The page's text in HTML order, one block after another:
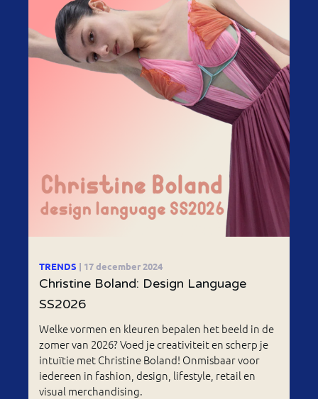
TRENDS | 17 december 2024
Christine Boland: Design Language
SS2026
Welke vormen en kleuren bepalen het beeld in de
zomer van 2026? Voed je creativiteit en scherp je
intuïtie met Christine Boland! Onmisbaar voor
iedereen in fashion, design, lifestyle, retail en
visual merchandising.